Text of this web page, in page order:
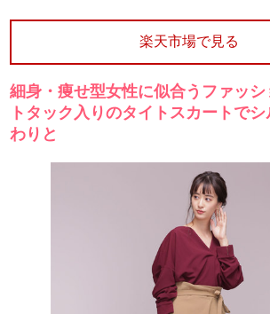
楽天市場で見る
細身・痩せ型女性に似合うファッ
トタック入りのタイトスカートで
わりと